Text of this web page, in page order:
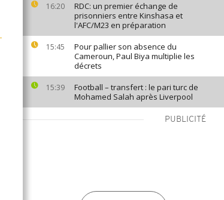
16:20
RDC: un premier échange de
prisonniers entre Kinshasa et
l'AFC/M23 en préparation
15:45
Pour pallier son absence du
Cameroun, Paul Biya multiplie les
décrets
15:39
Football – transfert : le pari turc de
Mohamed Salah après Liverpool
PUBLICITÉ